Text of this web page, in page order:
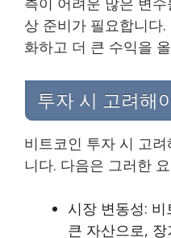
상 준비가 필요합니다
화하고 더 큰 수익을
투자 시 고려해
비트코인 투자 시 고
니다. 다음은 그러한
시장 변동성:
큰 자산으로,